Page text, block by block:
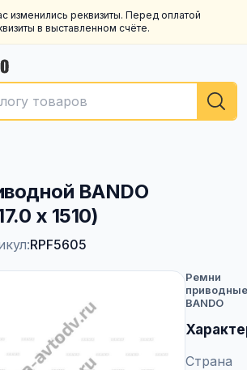
изменились реквизиты. Перед оплатой
в выставленном счёте.
BANDO
x 1510)
RPF5605
Ремни
приводные
BANDO
Страна